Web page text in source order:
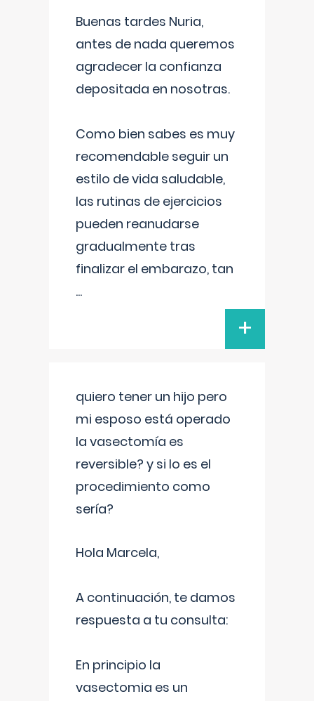
Buenas tardes Nuria,
antes de nada queremos
agradecer la confianza
depositada en nosotras.
Como bien sabes es muy
recomendable seguir un
estilo de vida saludable,
las rutinas de ejercicios
pueden reanudarse
gradualmente tras
finalizar el embarazo, tan
...
+
quiero tener un hijo pero
mi esposo está operado
la vasectomía es
reversible? y si lo es el
procedimiento como
sería?
Hola Marcela,
A continuación, te damos
respuesta a tu consulta:
En principio la
vasectomia es un